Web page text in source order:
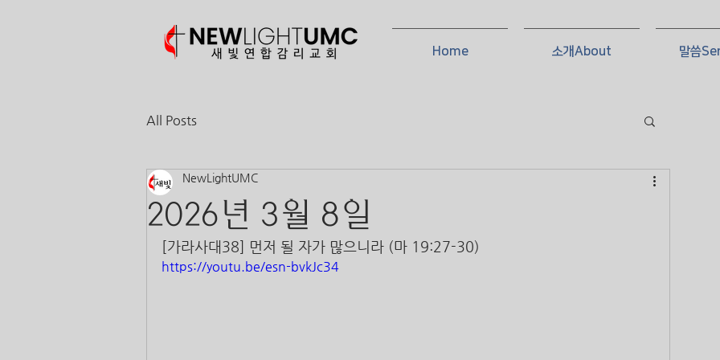
Home 소개About 말씀
All Posts
2026년 3월 8일
NewLightUMC
[가라사대38] 먼저 될 자가 많으니라 (마 19:27-30)
https://youtu.be/esn-bvkJc34